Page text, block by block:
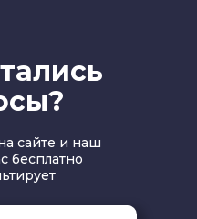
сайте и наш
бесплатно